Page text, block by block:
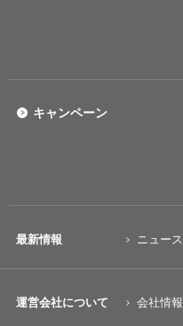
キャンペーン
最新情報 ニュース
運営会社について 会社情報